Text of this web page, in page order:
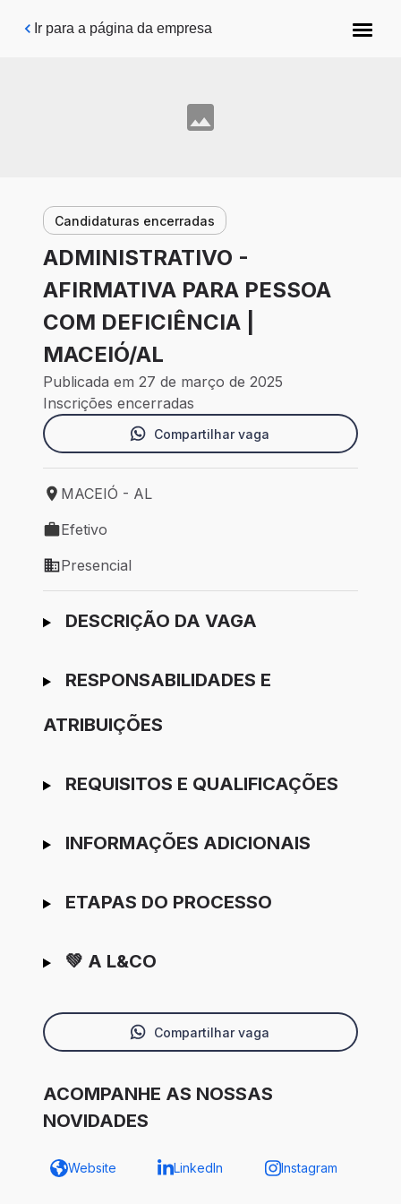
Pular para o conteúdo principal
Ir para a página da empresa
Candidaturas encerradas
ADMINISTRATIVO -
AFIRMATIVA PARA PESSOA
COM DEFICIÊNCIA |
MACEIÓ/AL
Publicada em 27 de março de 2025
Inscrições encerradas
Compartilhar vaga
Local de trabalho: MACEIÓ - AL
MACEIÓ - AL
Tipo de vaga: Efetivo
Efetivo
Modelo de trabalho: Presencial
Presencial
Ir para candidatura
DESCRIÇÃO DA VAGA
RESPONSABILIDADES E
ATRIBUIÇÕES
REQUISITOS E QUALIFICAÇÕES
INFORMAÇÕES ADICIONAIS
ETAPAS DO PROCESSO
💚 A L&CO
Compartilhar vaga
ACOMPANHE AS NOSSAS
NOVIDADES
Website LinkedIn Instagram